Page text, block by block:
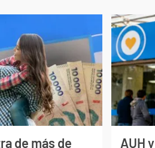
de más de AUH